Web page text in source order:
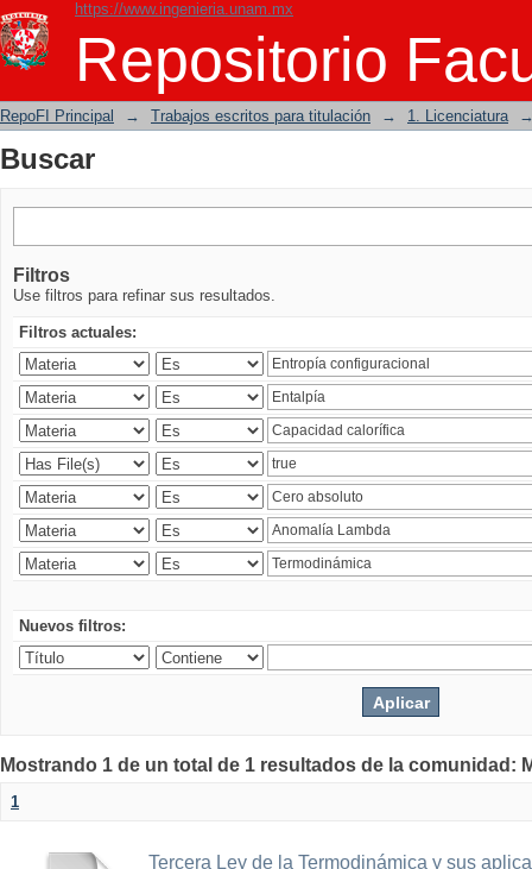
https://www.ingenieria.unam.mx
Repositorio
Buscar
RepoFI Principal → Trabajos escritos para titulación → 1. Licenciatura
Buscar
Filtros
Use filtros para refinar sus resultados.
Filtros actuales:
Nuevos filtros:
Mostrando 1 de un total de 1 resultados de la comunidad:
1
Tercera Ley de la Termodinámica y sus